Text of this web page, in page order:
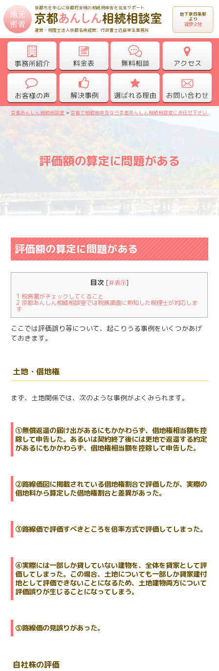
京都市を中心に京都府全域の相続税申告を完全サポート
運営：税理士法人京都名南経営、行政書士近藤実生事務所
地下鉄四条駅
より
徒歩2分
京都あんしん相続相談室 >京都で相続税申告なら京都あんしん相続相談室にお任せ下さい！
評価額の算定に問題がある
評価額の算定に問題がある
目次 [非表示]
1 税務署がチェックしてくること
2 京都あんしん相続相談室では税務調査に熟知した税理士が対応しま
す
ここでは評価誤り等について、起こりうる事例をいくつかあげ
ておきます。
土地・借地権
まず、土地関係では、次のような事例がよくみられます。
①無償返還の届け出があるにもかかわらず、借地権相当額を控
除して申告した。あるいは契約終了後には更地で返還する約定
があるにもかかわらず、借地権相当額を控除して申告した。
②路線価図に掲載されている借地権割合で評価したが、実際の
借地料から算定した借地権割合と差異があった。
③路線価で評価すべきところを倍率方式で評価してしまった。
④実際には一部しか貸していない建物を、全体を貸家として評
価してしまった。この場合、土地についても一部しか貸家建付
地として評価できないことになるため、土地建物両方について
評価誤りが生じることになってしまう。
⑤路線価の見誤りがあった。
自社株の評価